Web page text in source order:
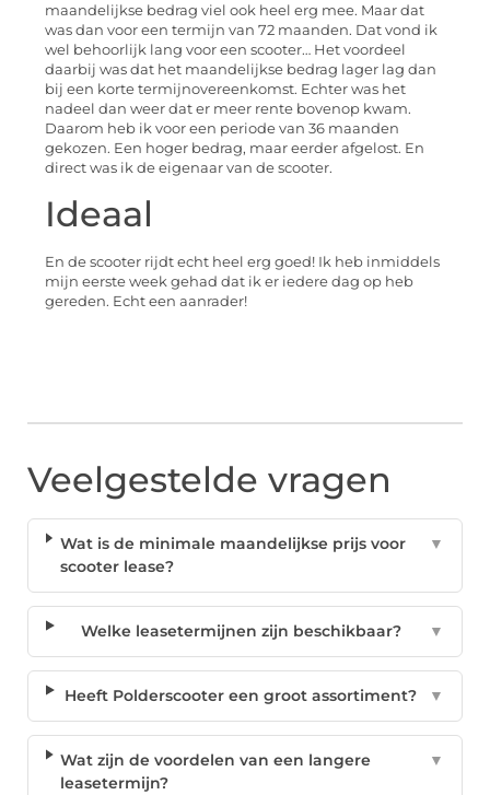
maandelijkse bedrag viel ook heel erg mee. Maar dat
was dan voor een termijn van 72 maanden. Dat vond ik
wel behoorlijk lang voor een scooter… Het voordeel
daarbij was dat het maandelijkse bedrag lager lag dan
bij een korte termijnovereenkomst. Echter was het
nadeel dan weer dat er meer rente bovenop kwam.
Daarom heb ik voor een periode van 36 maanden
gekozen. Een hoger bedrag, maar eerder afgelost. En
direct was ik de eigenaar van de scooter.
Ideaal
En de scooter rijdt echt heel erg goed! Ik heb inmiddels
mijn eerste week gehad dat ik er iedere dag op heb
gereden. Echt een aanrader!
Veelgestelde vragen
Wat is de minimale maandelijkse prijs voor
scooter lease?
▼
Welke leasetermijnen zijn beschikbaar? ▼
Heeft Polderscooter een groot assortiment? ▼
Wat zijn de voordelen van een langere
leasetermijn?
▼